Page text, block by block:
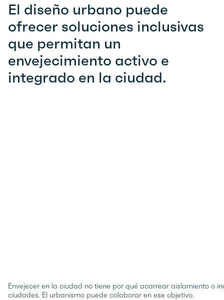
El diseño urbano puede
ofrecer soluciones inclusivas
que permitan un
envejecimiento activo e
integrado en la ciudad.
Envejecer en la ciudad no tiene por qué acarrear aislamiento o
ciudades. El urbanismo puede colaborar en ese objetivo.